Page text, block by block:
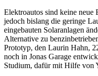
Elektroautos sind keine
jedoch bislang die geringe
eingebauten Solaranlagen
Alternative zu
Prototyp, den Laurin Hahn,
noch in Jonas Garage
Studium, dafür mit Hilfe von